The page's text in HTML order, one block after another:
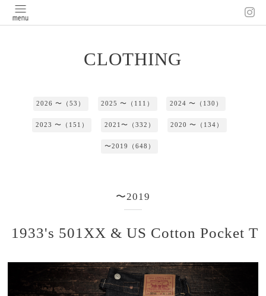
CLOTHING
2026 〜（53） 2025 〜（111） 2024 〜（130）
2023 〜（151） 2021〜（332） 2020 〜（134）
〜2019（648）
〜2019
1933's 501XX & US Cotton Pocket T